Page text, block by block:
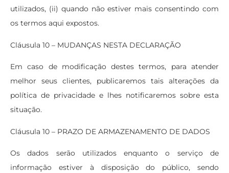
utilizados, (ii) quando não estiver mais consentindo com
os termos aqui expostos.
Cláusula 10 – MUDANÇAS NESTA DECLARAÇÃO
Em caso de modificação destes termos, para atender
melhor seus clientes, publicaremos tais alterações da
política de privacidade e lhes notificaremos sobre esta
situação.
Cláusula 10 – PRAZO DE ARMAZENAMENTO DE DADOS
Os dados serão utilizados enquanto o serviço de
informação estiver à disposição do público, sendo